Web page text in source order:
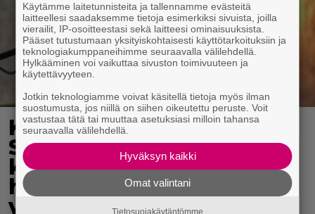
Karita Tykän ja Sami
Saikkosen rakkaus
kukoistaa – vähäpukeista
hempeilyä ja leveitä
virnistyksiä laiturilla
Käytämme laitetunnisteita ja tallennamme evästeitä
laitteellesi saadaksemme tietoja esimerkiksi sivuista, joilla
vierailit, IP-osoitteestasi sekä laitteesi ominaisuuksista.
Pääset tutustumaan yksityiskohtaisesti käyttötarkoituksiin ja
teknologiakumppaneihimme seuraavalla välilehdellä.
Hylkääminen voi vaikuttaa sivuston toimivuuteen ja
käytettävyyteen.
Jotkin teknologiamme voivat käsitellä tietoja myös ilman
suostumusta, jos niillä on siihen oikeutettu peruste. Voit
vastustaa tätä tai muuttaa asetuksiasi milloin tahansa
seuraavalla välilehdellä.
Hyväksyn kaikki
Omat valintani